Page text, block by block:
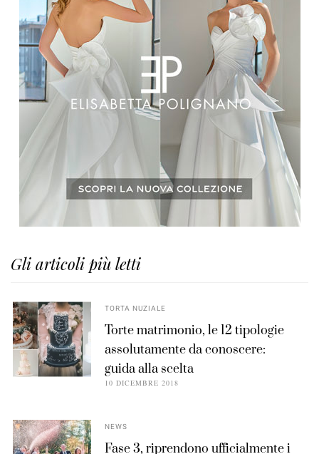
Gli articoli più letti
TORTA NUZIALE
Torte matrimonio, le 12 tipologie
assolutamente da conoscere:
guida alla scelta
10 DICEMBRE 2018
NEWS
Fase 3, riprendono ufficialmente i